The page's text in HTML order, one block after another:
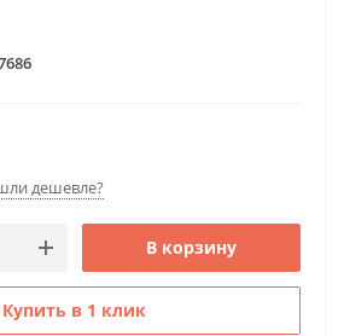
дешевле?
В корзину
Купить в 1 клик